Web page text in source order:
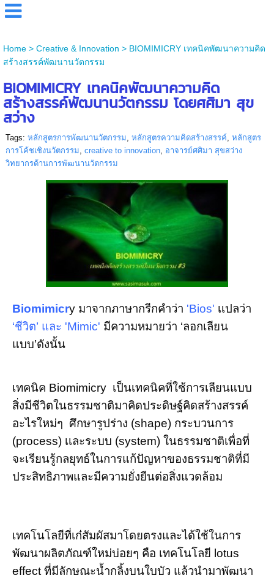
Home> Creative & Innovation > BIOMIMICRY เทคนิคพัฒนาความคิด
สร้างสรรค์พัฒนานวัตกรรม
BIOMIMICRY เทคนิคพัฒนาความคิด
สร้างสรรค์พัฒนานวัตกรรม โดยศศิมา สุข
สว่าง
Tags: หลักสูตรการพัฒนานวัตกรรม, หลักสูตรความคิดสร้างสรรค์, หลักสูตร
การโค้ชเชิงนวัตกรรม, creative to innovation, อาจารย์ศศิมา สุขสว่าง
วิทยากรด้านการพัฒนานวัตกรรม
Biomimicry มาจากภาษากรีกคำว่า 'Bios' เเปลว่า
‘ชีวิต’ และ 'Mimic' มีความหมายว่า ‘ลอกเลียน
แบบ’ดังนั้น
เทคนิค Biomimicry เป็นเทคนิคที่ใช้การเลียนแบบ
สิ่งมีชีวิตในธรรมชาติมาคิดประดิษฐ์คิดสร้างสรรค์
อะไรใหม่ๆ ศึกษารูปร่าง (shape) กระบวนการ
(process) เเละระบบ (system) ในธรรมชาติเพื่อที่
จะเรียนรู้กลยุทธ์ในการแก้ปัญหาของธรรมชาติที่มี
ประสิทธิภาพและมีความยั่งยืนต่อสิ่งแวดล้อม
เทคโนโลยีที่เก๋สัมผัสมาโดยตรงและได้ใช้ในการ
พัฒนาผลิตภัณฑ์ใหม่บ่อยๆ คือ เทคโนโลยี lotus
effect ที่มีลักษณะน้ำกลิ้งบนใบบัว แล้วนำมาพัฒนา